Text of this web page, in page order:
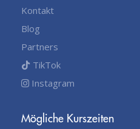
Kontakt
Blog
Partners
TikTok
Instagram
Mögliche Kurszeiten